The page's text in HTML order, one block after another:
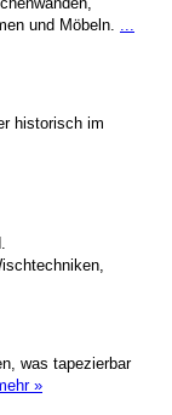
und Möbeln.
historisch im
was tapezierbar
»